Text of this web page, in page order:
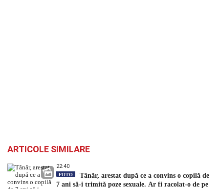
ARTICOLE SIMILARE
22:40
FOTO
Tânăr, arestat după ce a convins o copilă de
7 ani să-i trimită poze sexuale. Ar fi racolat-o de pe